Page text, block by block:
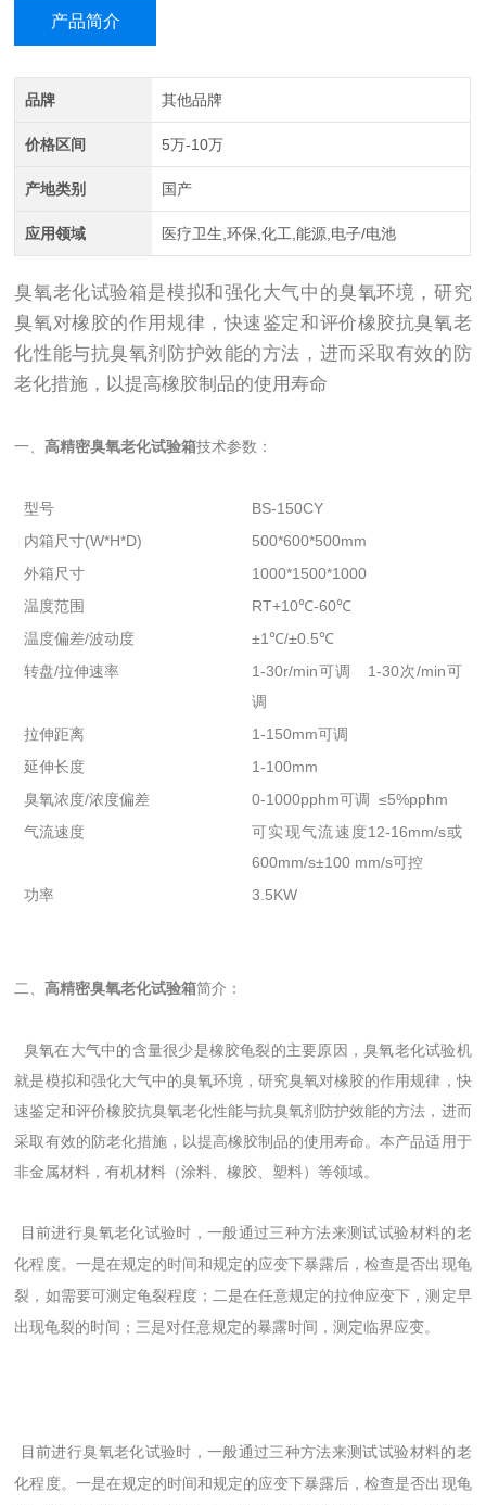
产品简介
品牌 其他品牌
价格区间 5万-10万
产地类别 国产
应用领域 医疗卫生,环保,化工,能源,电子/电池
臭氧老化试验箱是模拟和强化大气中的臭氧环境，研究
臭氧对橡胶的作用规律，快速鉴定和评价橡胶抗臭氧老
化性能与抗臭氧剂防护效能的方法，进而采取有效的防
老化措施，以提高橡胶制品的使用寿命
一、高精密臭氧老化试验箱技术参数：
型号
BS-150CY
内箱尺寸(W*H*D)
500*600*500mm
外箱尺寸
1000*1500*1000
温度范围
RT+10℃-60℃
温度偏差/波动度
±1℃/±0.5℃
转盘/拉伸速率
1-30r/min可调 1-30次/min可
调
拉伸距离
1-150mm可调
延伸长度
1-100mm
臭氧浓度/浓度偏差
0-1000pphm可调 ≤5%pphm
气流速度
可实现气流速度12-16mm/s或
600mm/s±100 mm/s可控
功率
3.5KW
二、高精密臭氧老化试验箱简介：
臭氧在大气中的含量很少是橡胶龟裂的主要原因，臭氧老化试验机
就是模拟和强化大气中的臭氧环境，研究臭氧对橡胶的作用规律，快
速鉴定和评价橡胶抗臭氧老化性能与抗臭氧剂防护效能的方法，进而
采取有效的防老化措施，以提高橡胶制品的使用寿命。本产品适用于
非金属材料，有机材料（涂料、橡胶、塑料）等领域。
目前进行臭氧老化试验时，一般通过三种方法来测试试验材料的老
化程度。一是在规定的时间和规定的应变下暴露后，检查是否出现龟
裂，如需要可测定龟裂程度；二是在任意规定的拉伸应变下，测定早
出现龟裂的时间；三是对任意规定的暴露时间，测定临界应变。
目前进行臭氧老化试验时，一般通过三种方法来测试试验材料的老
化程度。一是在规定的时间和规定的应变下暴露后，检查是否出现龟